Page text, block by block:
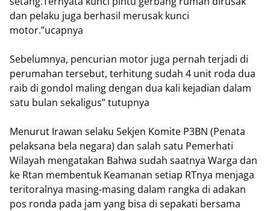
dan pelaku juga berhasil merusak kunci
motor.”ucapnya
Sebelumnya, pencurian motor juga pernah terjadi di
perumahan tersebut, terhitung sudah 4 unit roda dua
raib di gondol maling dengan dua kali kejadian dalam
satu bulan sekaligus” tutupnya
Menurut Irawan selaku Sekjen Komite P3BN (Penata
pelaksana bela negara) dan salah satu Pemerhati
Wilayah mengatakan Bahwa sudah saatnya Warga dan
ke Rtan membentuk Keamanan setiap RTnya menjaga
teritoralnya masing-masing dalam rangka di adakan
pos ronda pada jam yang bisa di sepakati bersama